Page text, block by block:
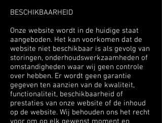
BESCHIKBAARHEID
Onze website wordt in de huidige staat
aangeboden. Het kan voorkomen dat de
website niet beschikbaar is als gevolg van
storingen, onderhoudswerkzaamheden of
omstandigheden waar wij geen controle
over hebben. Er wordt geen garantie
gegeven ten aanzien van de kwaliteit,
functionaliteit, beschikbaarheid of
prestaties van onze website of de inhoud
op de website. Wij behouden ons het recht